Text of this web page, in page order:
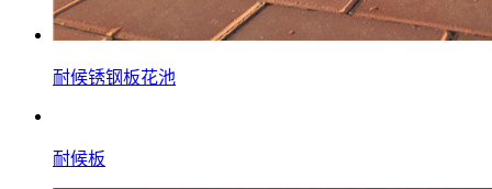
耐候锈钢板花池
耐候板